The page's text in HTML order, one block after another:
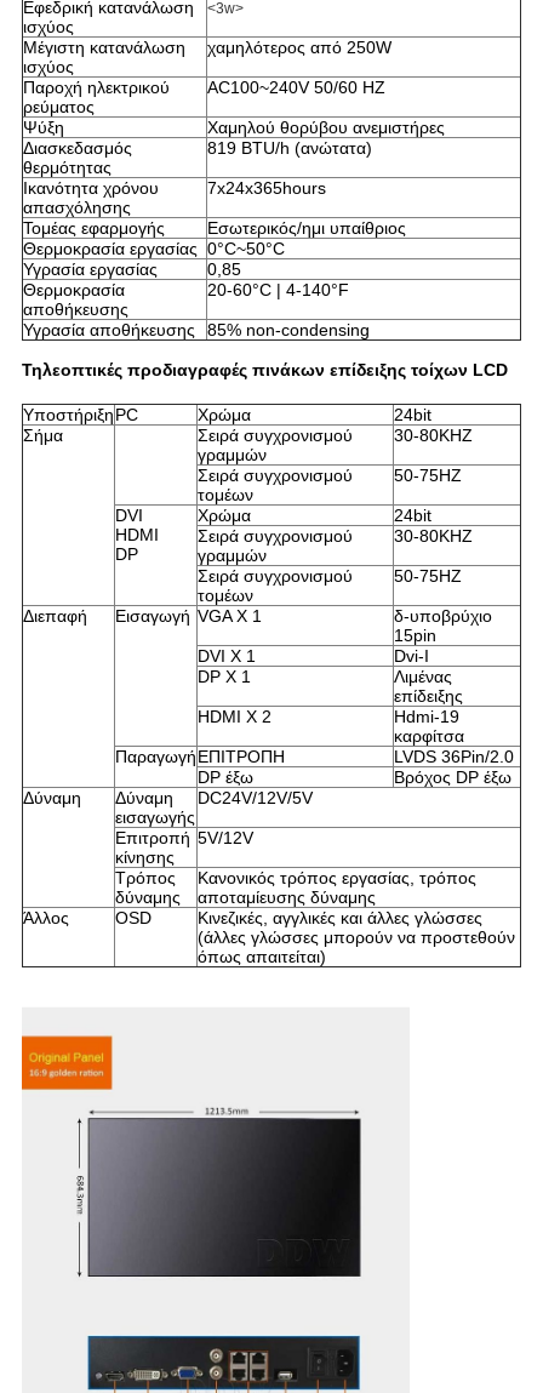
Εφεδρική κατανάλωση
ισχύος
<3w>
Μέγιστη κατανάλωση
ισχύος
χαμηλότερος από 250W
Παροχή ηλεκτρικού
ρεύματος
AC100~240V 50/60 HZ
Ψύξη
Χαμηλού θορύβου ανεμιστήρες
Διασκεδασμός
θερμότητας
819 BTU/h (ανώτατα)
Ικανότητα χρόνου
απασχόλησης
7x24x365hours
Τομέας εφαρμογής
Εσωτερικός/ημι υπαίθριος
Θερμοκρασία εργασίας 0°C~50°C
Υγρασία εργασίας
0,85
Θερμοκρασία
αποθήκευσης
20-60°C | 4-140°F
Υγρασία αποθήκευσης 85% non-condensing
Τηλεοπτικές προδιαγραφές πινάκων επίδειξης τοίχων LCD
ΥποστήριξηPC Χρώμα
24bit
Σήμα
Σειρά συγχρονισμού
γραμμών
30-80KHZ
Σειρά συγχρονισμού
τομέων
50-75HZ
DVI
HDMI
DP
Χρώμα
24bit
Σειρά συγχρονισμού
γραμμών
30-80KHZ
Σειρά συγχρονισμού
τομέων
50-75HZ
Διεπαφή Εισαγωγή VGA Χ 1
δ-υποβρύχιο
15pin
DVI Χ 1
Dvi-Ι
DP Χ 1
Λιμένας
επίδειξης
HDMI Χ 2
Hdmi-19
καρφίτσα
ΠαραγωγήΕΠΙΤΡΟΠΗ
LVDS 36Pin/2.0
DP έξω
Βρόχος DP έξω
Δύναμη
Δύναμη
εισαγωγής
DC24V/12V/5V
Επιτροπή
κίνησης
5V/12V
Τρόπος
δύναμης
Κανονικός τρόπος εργασίας, τρόπος
αποταμίευσης δύναμης
Άλλος
OSD
Κινεζικές, αγγλικές και άλλες γλώσσες
(άλλες γλώσσες μπορούν να προστεθούν
όπως απαιτείται)